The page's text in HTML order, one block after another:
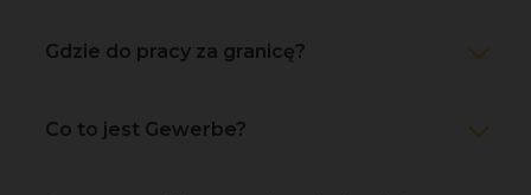
Gdzie do pracy za granicę?
Co to jest Gewerbe?